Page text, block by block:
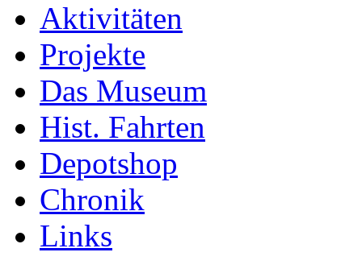
Aktivitäten
Projekte
Das Museum
Hist. Fahrten
Depotshop
Chronik
Links